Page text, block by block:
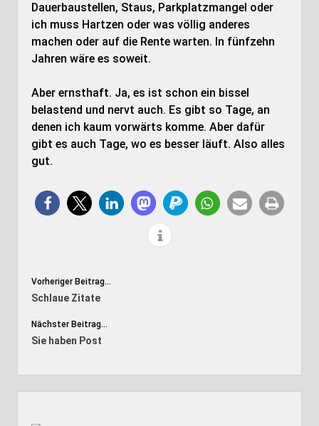
Dauerbaustellen, Staus, Parkplatzmangel oder
ich muss Hartzen oder was völlig anderes
machen oder auf die Rente warten. In fünfzehn
Jahren wäre es soweit.
Aber ernsthaft. Ja, es ist schon ein bissel
belastend und nervt auch. Es gibt so Tage, an
denen ich kaum vorwärts komme. Aber dafür
gibt es auch Tage, wo es besser läuft. Also alles
gut.
Vorheriger Beitrag...
Schlaue Zitate
Nächster Beitrag...
Sie haben Post